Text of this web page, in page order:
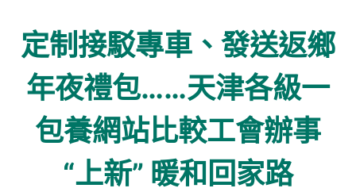
定制接駁專車、發送返鄉
年夜禮包……天津各級一
包養網站比較工會辦事
“上新” 暖和回家路